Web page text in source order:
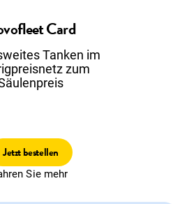
Card
Tanken im
zum
Jetzt bestellen
Sie mehr